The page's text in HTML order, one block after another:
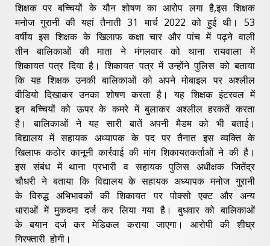
शिक्षक पर बच्चियों के यौन शोषण का आरोप लगा है,इस शिक्षक
मनोज गुरानी की यहां तैनाती 31 मार्च 2022 को हुई थी। 53
वर्षीय इस शिक्षक के खिलाफ कक्षा चार और पांच में पढ़ने वाली
तीन बालिकाओं की माता ने मंगलवार को थाना रायवाला में
शिकायत पत्र दिया है। शिकायत पत्र में उन्होंने पुलिस को बताया
कि यह शिक्षक उनकी बालिकाओं को अपने मोबाइल पर अश्लील
वीडियो दिखाकर उनका शोषण करता है। यह शिक्षक इंटरवल में
इन बच्चियों को ऊपर के कमरे में बुलाकर अश्लील हरकतें करता
है। बालिकाओं ने यह सारी बातें अपनी मैडम को भी बताई।
विद्यालय में सहायक अध्यापक के पद पर तैनात इस व्यक्ति के
खिलाफ कठोर कानूनी कार्रवाई की मांग शिकायतकर्ताओं ने की है।
इस संबंध में थाना प्रभारी व सहायक पुलिस अधीक्षक जितेंद्र
चौधरी ने बताया कि विद्यालय के सहायक अध्यापक मनोज गुरानी
के विरुद्ध अभिभावकों की शिकायत पर पोक्सो एक्ट और अन्य
धाराओं में मुकदमा दर्ज कर लिया गया है। बुधवार को बालिकाओं
के बयान दर्ज कर मेडिकल कराया जाएगा। आरोपी की शीघ्र
गिरफ्तारी होगी।